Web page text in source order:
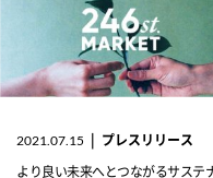
2021.07.15 | プレスリリース
より良い未来へとつながるサステ